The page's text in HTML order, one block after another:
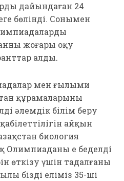
дайындаған 24
бөлінді. Сонымен
жоғары оқу
алды.
мен ғылыми
құрамаларының
әлемдік білім беру
қабілеттілігін айқын
биология
ең беделді
өткізу үшін таңдалғаны
біздің еліміз 35-ші